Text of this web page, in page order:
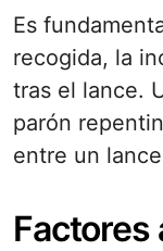
Es
recogida, la
tras el lance.
parón
entre un
Factores